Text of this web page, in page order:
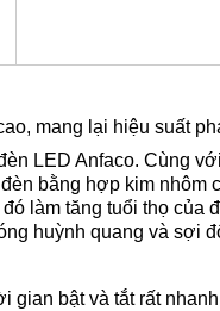
mang lại hiệu suất
LED Anfaco. Cùng
bằng hợp kim nhôm
làm tăng tuổi thọ của
huỳnh quang và sợi
gian bật và tắt rất